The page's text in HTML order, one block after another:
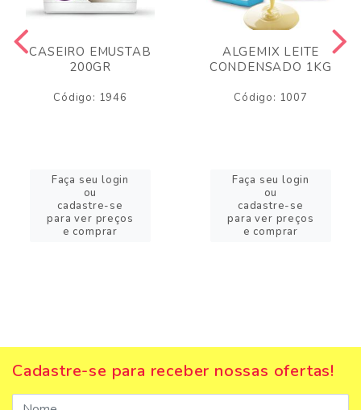
CASEIRO EMUSTAB
200GR
Código: 1946
Faça seu login
ou
cadastre-se
para ver preços
e comprar
ALGEMIX LEITE
CONDENSADO 1KG
Código: 1007
Faça seu login
ou
cadastre-se
para ver preços
e comprar
Cadastre-se para receber nossas ofertas!